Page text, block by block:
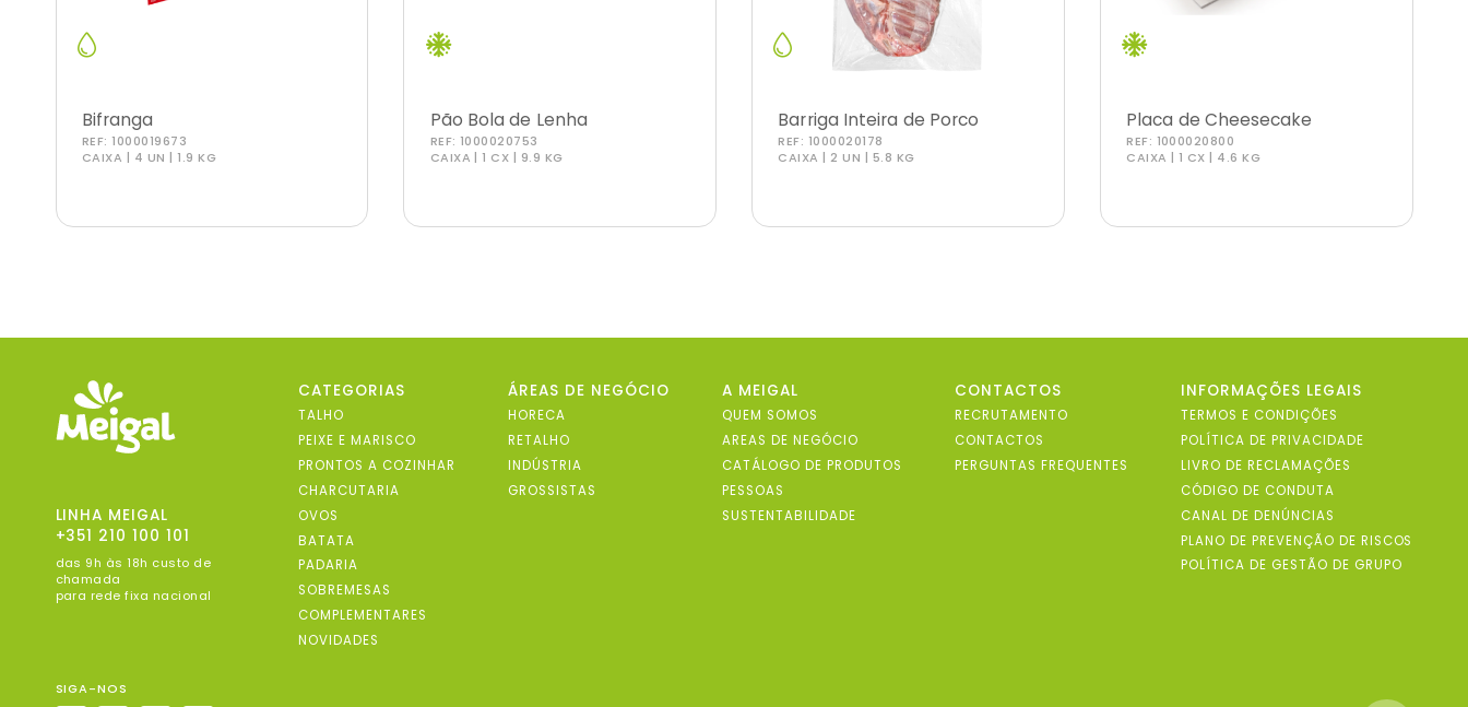
Bifranga
REF:1000019673
CAIXA | 4 UN | 1.9 KG
Pão Bola de Lenha
REF: 1000020753
CAIXA | 1 CX | 9.9 KG
Barriga Inteira de Porco
REF: 1000020178
CAIXA | 2 UN | 5.8 KG
Placa de Cheesecake
Caramelo Salgado
REF: 1000020800
CAIXA | 1 CX | 4.6 KG
LINHA MEIGAL
+351 210 100 101
das 9h às 18h custo de
chamada
para rede fixa nacional
CATEGORIAS
TALHO
PEIXE E MARISCO
PRONTOS A COZINHAR
CHARCUTARIA
OVOS
BATATA
PADARIA
SOBREMESAS
COMPLEMENTARES
NOVIDADES
ÁREAS DE NEGÓCIO
HORECA
RETALHO
INDÚSTRIA
GROSSISTAS
A MEIGAL
QUEM SOMOS
AREAS DE NEGÓCIO
CATÁLOGO DE PRODUTOS
PESSOAS
SUSTENTABILIDADE
CONTACTOS
RECRUTAMENTO
CONTACTOS
PERGUNTAS FREQUENTES
INFORMAÇÕES LEGAIS
TERMOS E CONDIÇÕES
POLÍTICA DE PRIVACIDADE
LIVRO DE RECLAMAÇÕES
CÓDIGO DE CONDUTA
CANAL DE DENÚNCIAS
PLANO DE PREVENÇÃO DE RISCOS
POLÍTICA DE GESTÃO DE GRUPO
SIGA-NOS